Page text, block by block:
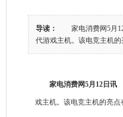
导读：
家电消费网5月12
代游戏主机。该电竞主机
家电消费网5月12日讯
戏主机。该电竞主机的亮